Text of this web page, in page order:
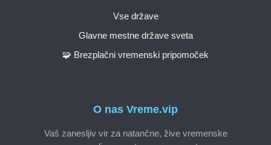
O nas Vreme.vip
Vaš zanesljiv vir za natančne, žive vremenske
Vse države
Glavne mestne države sveta
🧩 Brezplačni vremenski pripomoček